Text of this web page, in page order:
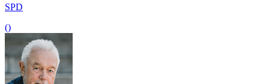
SPD
()